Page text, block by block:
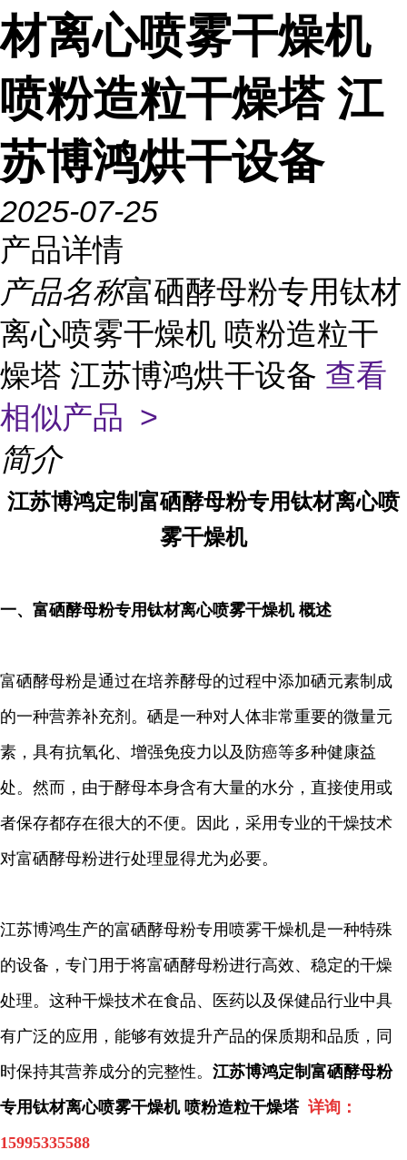
材离心喷雾干燥机
喷粉造粒干燥塔 江
苏博鸿烘干设备
2025-07-25
产品详情
产品名称富硒酵母粉专用钛材
离心喷雾干燥机 喷粉造粒干
燥塔 江苏博鸿烘干设备 查看
相似产品 >
简介
江苏博鸿定制富硒酵母粉专用钛材离心喷
雾干燥机
一、 富硒酵母粉专用钛材离心喷雾干燥机 概述
富硒酵母粉是通过在培养酵母的过程中添加硒元素制成
的一种营养补充剂。硒是一种对人体非常重要的微量元
素，具有抗氧化、增强免疫力以及防癌等多种健康益
处。然而，由于酵母本身含有大量的水分，直接使用或
者保存都存在很大的不便。因此，采用专业的干燥技术
对富硒酵母粉进行处理显得尤为必要。
江苏博鸿生产的富硒酵母粉专用喷雾干燥机是一种特殊
的设备，专门用于将富硒酵母粉进行高效、稳定的干燥
处理。这种干燥技术在食品、医药以及保健品行业中具
有广泛的应用，能够有效提升产品的保质期和品质，同
时保持其营养成分的完整性。 江苏博鸿定制富硒酵母粉
专用钛材离心喷雾干燥机 喷粉造粒干燥塔 详询：
15995335588